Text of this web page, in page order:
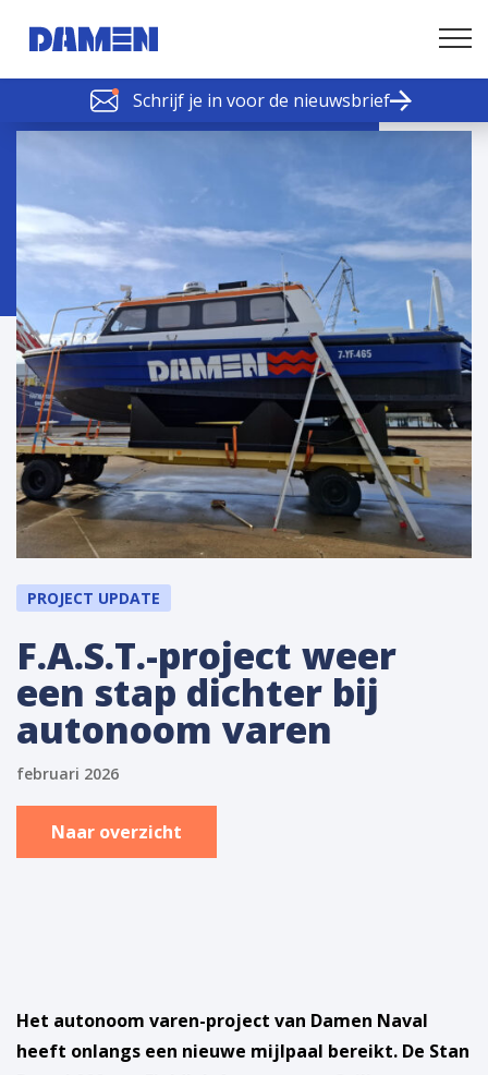
Schrijf je in voor de nieuwsbrief
SCHELDE SCHAKELS
Nieuws of tips
PROJECT UPDATE
F.A.S.T.-project weer
een stap dichter bij
autonoom varen
februari 2026
Naar overzicht
Het autonoom varen-project van Damen Naval
heeft onlangs een nieuwe mijlpaal bereikt. De Stan